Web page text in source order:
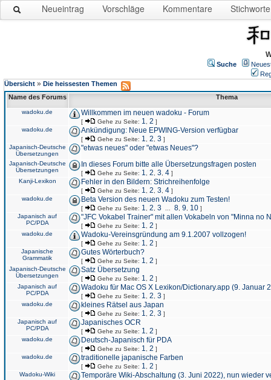
Neueintrag Vorschläge Kommentare Stichworte
Suche
Übersicht » Die heissesten Themen
Name des Forums
Thema
wadoku.de Willkommen im neuen wadoku - Forum
[ Gehe zu Seite: 1 2 ]
wadoku.de
Ankündigung: Neue EPWING-Version verfügbar
[ Gehe zu Seite: 1 2 3 ]
Japanisch-Deutsche
Übersetzungen
"etwas neues" oder "etwas Neues"?
Japanisch-Deutsche
Übersetzungen
In dieses Forum bitte alle Übersetzungsfragen posten
[ Gehe zu Seite: 1 2 3 4 ]
Kanji-Lexikon
Fehler in den Bildern: Strichreihenfolge
[ Gehe zu Seite: 1 2 3 4 ]
wadoku.de
Beta Version des neuen Wadoku zum Testen!
[ Gehe zu Seite: 1 2 3 8 9 10 ]
Japanisch auf
PC/PDA
"JFC Vokabel Trainer" mit allen Vokabeln von "Minna no
[ Gehe zu Seite: 1 2 ]
wadoku.de
Wadoku-Vereinsgründung am 9.1.2007 vollzogen!
[ Gehe zu Seite: 1 2 ]
Japanische
Grammatik
Gutes Wörterbuch?
[ Gehe zu Seite: 1 2 ]
Japanisch-Deutsche
Übersetzungen
Satz Übersetzung
[ Gehe zu Seite: 1 2 ]
Japanisch auf
PC/PDA
Wadoku für Mac OS X Lexikon/Dictionary.app (9. Januar
[ Gehe zu Seite: 1 2 3 ]
wadoku.de
kleines Rätsel aus Japan
[ Gehe zu Seite: 1 2 3 ]
Japanisch auf
PC/PDA
Japanisches OCR
[ Gehe zu Seite: 1 2 ]
wadoku.de
Deutsch-Japanisch für PDA
[ Gehe zu Seite: 1 2 ]
wadoku.de
traditionelle japanische Farben
[ Gehe zu Seite: 1 2 ]
Wadoku-Wiki
Temporäre Wiki-Abschaltung (3. Juni 2022), nun wieder